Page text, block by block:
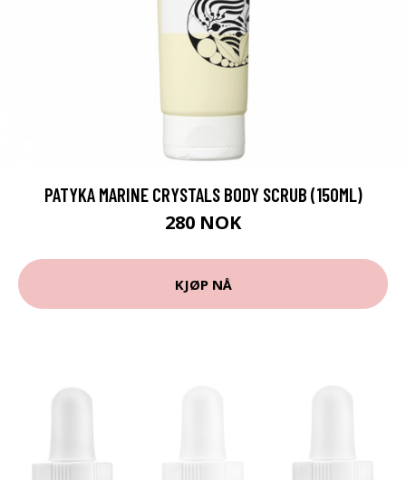
PATYKA MARINE CRYSTALS BODY SCRUB (150ML)
280 NOK
KJØP NÅ